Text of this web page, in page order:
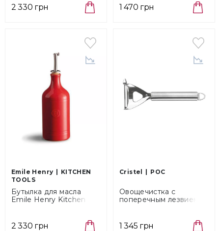
2 330 грн 1 470 грн
Emile Henry
KITCHEN
TOOLS
Бутылка для масла
Emile Henry Kitchen
2 330 грн
Cristel POC
Овощечистка с
поперечным лезвием
1 345 грн